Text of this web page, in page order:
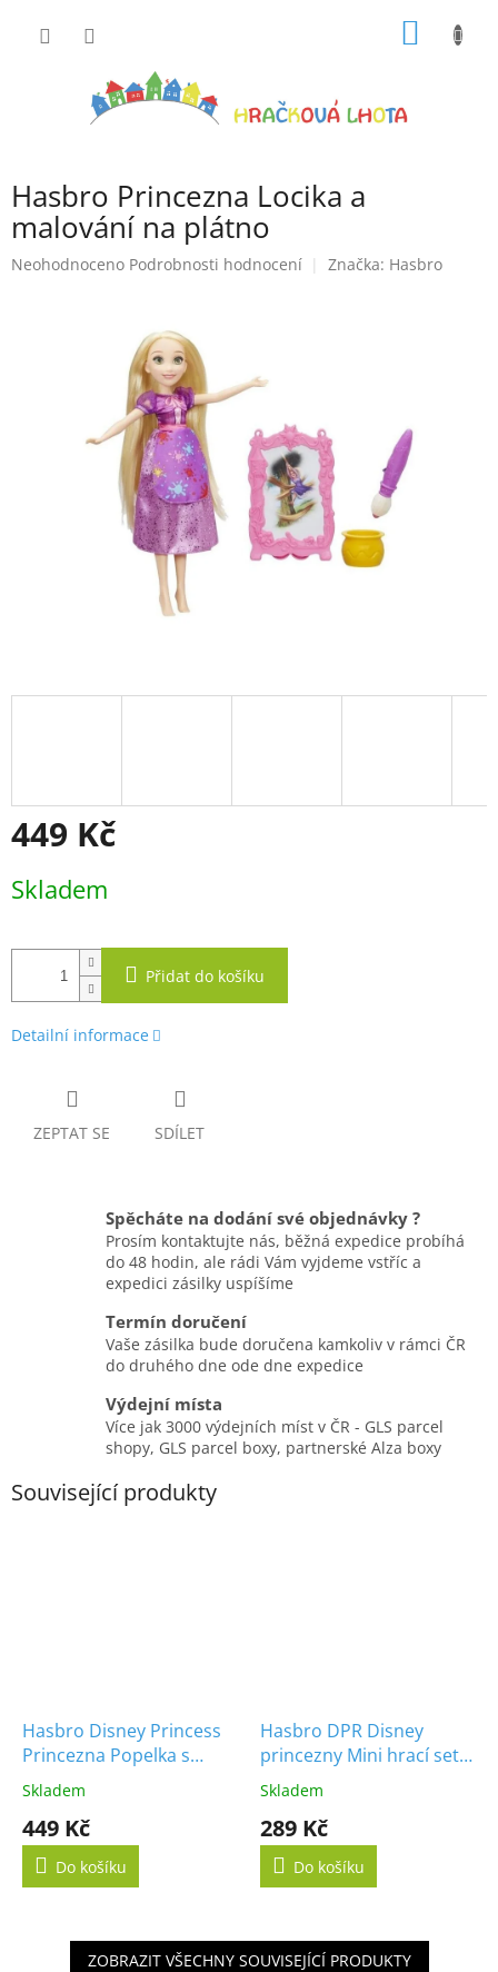
Hasbro Princezna Locika a
malování na plátno
Průměrné
Neohodnoceno Podrobnosti hodnocení Značka: Hasbro
449 Kč
cena:
Skladem
Přidat do košíku
Detailní informace
ZEPTAT SE SDÍLET
Spěcháte na dodání své objednávky ?
Prosím kontaktujte nás, běžná expedice probíhá
do 48 hodin, ale rádi Vám vyjdeme vstříc a
expedici zásilky uspíšíme
Termín doručení
Vaše zásilka bude doručena kamkoliv v rámci ČR
do druhého dne ode dne expedice
Výdejní místa
Více jak 3000 výdejních míst v ČR - GLS parcel
shopy, GLS parcel boxy, partnerské Alza boxy
Související produkty
Hasbro Disney Princess
Princezna Popelka s
magickými šaty
Skladem
449 Kč
Do košíku
Hasbro DPR Disney
princezny Mini hrací set s
panenkou Bella
Skladem
289 Kč
Do košíku
ZOBRAZIT VŠECHNY SOUVISEJÍCÍ PRODUKTY